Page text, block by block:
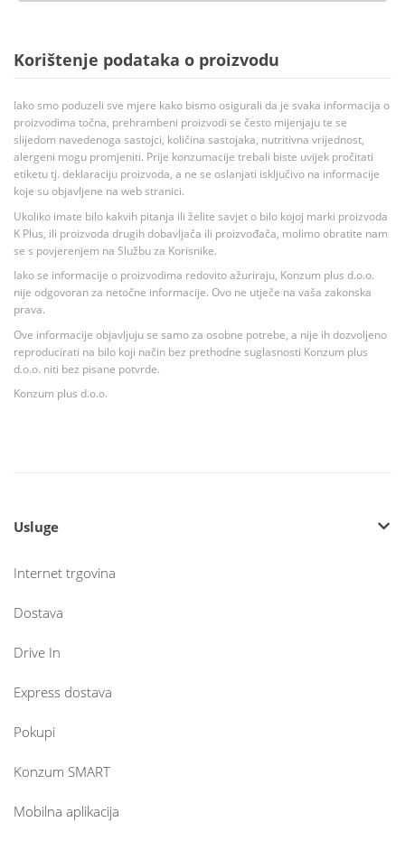
Korištenje podataka o proizvodu
Iako smo poduzeli sve mjere kako bismo osigurali da je svaka informacija o
proizvodima točna, prehrambeni proizvodi se često mijenjaju te se
slijedom navedenoga sastojci, količina sastojaka, nutritivna vrijednost,
alergeni mogu promjeniti. Prije konzumacije trebali biste uvijek pročitati
etiketu tj. deklaraciju proizvoda, a ne se oslanjati isključivo na informacije
koje su objavljene na web stranici.
Ukoliko imate bilo kakvih pitanja ili želite savjet o bilo kojoj marki proizvoda
K Plus, ili proizvoda drugih dobavljača ili proizvođača, molimo obratite nam
se s povjerenjem na Službu za Korisnike.
Iako se informacije o proizvodima redovito ažuriraju, Konzum plus d.o.o.
nije odgovoran za netočne informacije. Ovo ne utječe na vaša zakonska
prava.
Ove informacije objavljuju se samo za osobne potrebe, a nije ih dozvoljeno
reproducirati na bilo koji način bez prethodne suglasnosti Konzum plus
d.o.o. niti bez pisane potvrde.
Konzum plus d.o.o.
Usluge
Internet trgovina
Dostava
Drive In
Express dostava
Pokupi
Konzum SMART
Mobilna aplikacija